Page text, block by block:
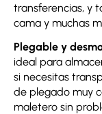
transferencias, y
cama y muchas
Plegable y
ideal para
si necesitas
de plegado muy
maletero sin